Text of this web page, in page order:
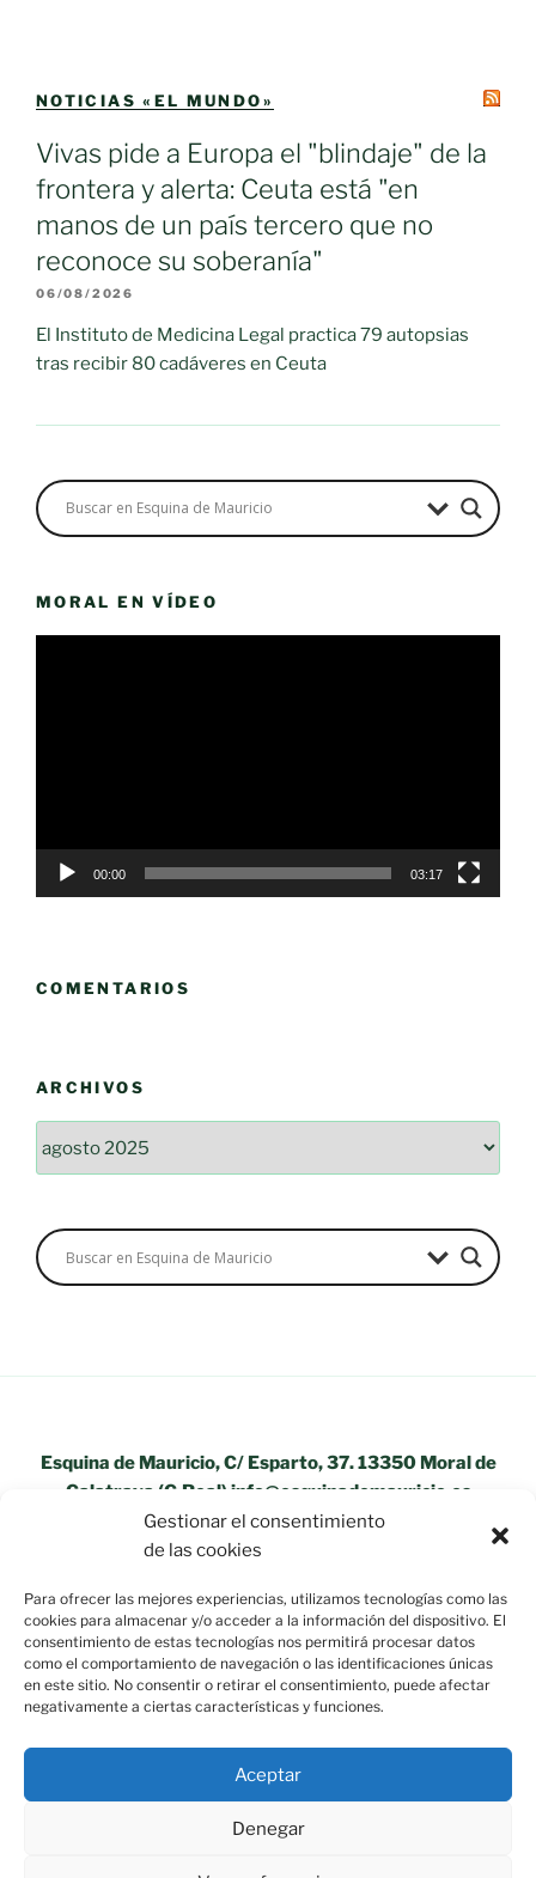
Gestionar el consentimiento
de las cookies
Para ofrecer las mejores experiencias, utilizamos tecnologías como las
cookies para almacenar y/o acceder a la información del dispositivo. El
consentimiento de estas tecnologías nos permitirá procesar datos
como el comportamiento de navegación o las identificaciones únicas
en este sitio. No consentir o retirar el consentimiento, puede afectar
negativamente a ciertas características y funciones.
Aceptar
Denegar
NOTICIAS «EL MUNDO»
Vivas pide a Europa el "blindaje" de la
frontera y alerta: Ceuta está "en
manos de un país tercero que no
reconoce su soberanía"
06/08/2026
El Instituto de Medicina Legal practica 79 autopsias
tras recibir 80 cadáveres en Ceuta
MORAL EN VÍDEO
00:00 03:17
COMENTARIOS
ARCHIVOS
Esquina de Mauricio, C/ Esparto, 37. 13350 Moral de
Calatrava (C.Real) info@esquinademauricio.es
«Aviso Legal»